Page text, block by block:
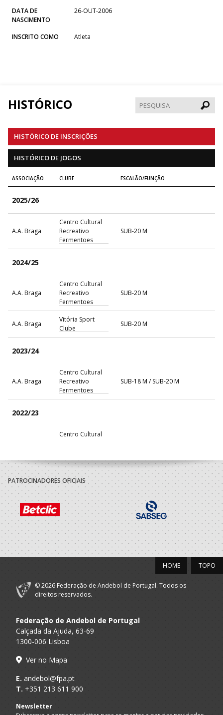
DATA DE
NASCIMENTO
26-OUT-2006
INSCRITO COMO Atleta
HISTÓRICO
HISTÓRICO DE INSCRIÇÕES
HISTÓRICO DE JOGOS
ASSOCIAÇÃO CLUBE ESCALÃO/FUNÇÃO
2025/26
A.A. Braga
Centro Cultural
Recreativo
Fermentoes
SUB-20 M
2024/25
A.A. Braga
Centro Cultural
Recreativo
Fermentoes
SUB-20 M
A.A. Braga
Vitória Sport
Clube
SUB-20 M
2023/24
A.A. Braga
Centro Cultural
Recreativo
Fermentoes
SUB-18 M / SUB-20 M
2022/23
Centro Cultural
A.A. Braga
Vitória Sport
Clube
SUB-18 M / SUB-20 M
2021/22
A.A. Braga
Centro Cultural
Recreativo
Fermentoes
SUB-16 M / SUB-18 M
A.A. Braga
Centro Cultural
Recreativo
2019/20
A.A. Braga
Centro Cultural
Fermentoes
2018/19
PATROCINADORES OFICIAIS
TOPO
HOME
© 2026 Federação de Andebol de Portugal. Todos os
direitos reservados.
Federação de Andebol de Portugal
Calçada da Ajuda, 63-69
1300-006 Lisboa
Ver no Mapa
E. andebol@fpa.pt
T. +351 213 611 900
Newsletter